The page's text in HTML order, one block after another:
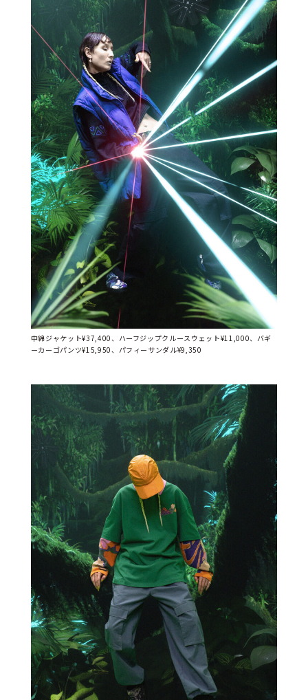
中綿ジャケット¥37,400、ハーフジップクルースウェット¥11,000、バギ
ーカーゴパンツ¥15,950、パフィーサンダル¥9,350